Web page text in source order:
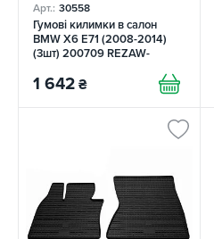
Арт.: 30558
Гумові килимки в салон
BMW X6 E71 (2008-2014)
(3шт) 200709 REZAW-
1 642 ₴